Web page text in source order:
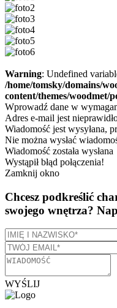
Warning: Undefined
/home/tomsky/domains/
content/themes/woodmet/
Wprowadź dane w
Adres e-mail jest
Wiadomość jest wysyłana,
Nie można wysłać
Wiadomość została wysłana
Wystąpił błąd połączenia!
Zamknij okno
Chcesz podkreślić
swojego wnętrza?
WYŚLIJ